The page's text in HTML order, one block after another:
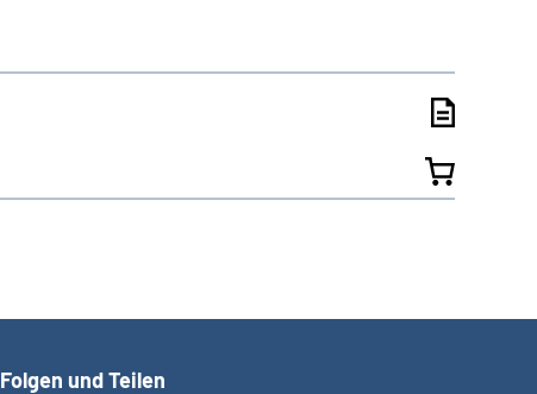
Folgen und Teilen